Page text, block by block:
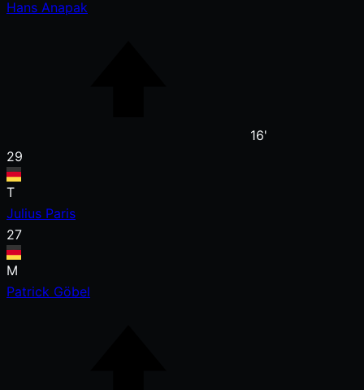
Hans Anapak
16'
29
T
Julius Paris
27
M
Patrick Göbel